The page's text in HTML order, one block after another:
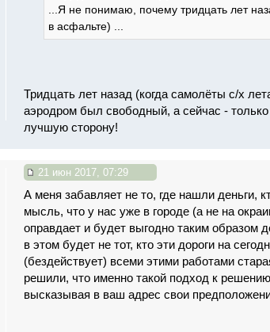
...Я не понимаю, почему тридцать лет
в асфальте) ...
Тридцать лет назад (когда самолёты с/х
аэродром был свободный, а сейчас -
лучшую сторону!
21 июн 2017, 07:29
А меня забавляет не то, где нашли деньги,
мысль, что у нас уже в городе (а не на
оправдает и будет выгодно таким образом
в этом будет не тот, кто эти дороги на
(бездействует) всеми этими работами
решили, что именно такой подход к
высказывая в ваш адрес свои